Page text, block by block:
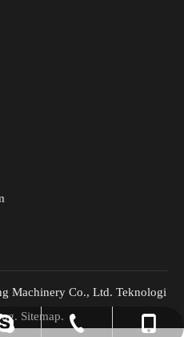
3155623
Machinery Co., Ltd. Teknologi
. Sitemap.